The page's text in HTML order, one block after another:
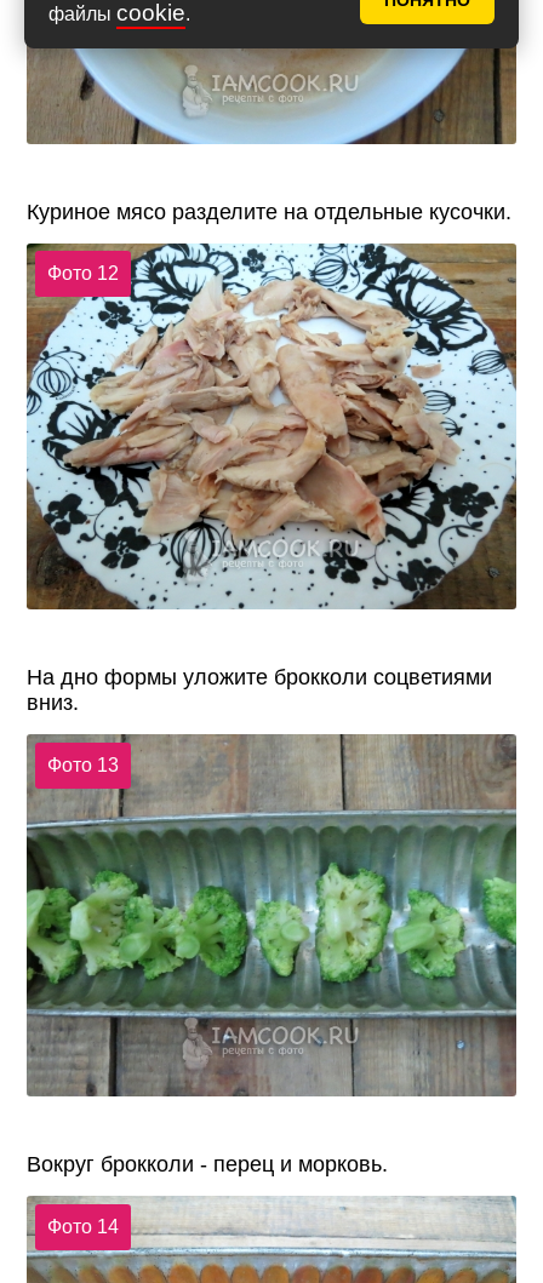
файлы cookie.
Куриное мясо разделите на отдельные кусочки.
Фото 12
На дно формы уложите брокколи соцветиями
вниз.
Фото 13
Вокруг брокколи - перец и морковь.
Фото 14